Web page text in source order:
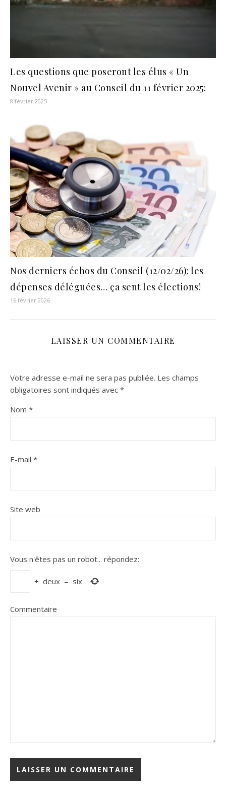
Les questions que poseront les élus « Un
Nouvel Avenir » au Conseil du 11 février 2025:
8 février 2025
Nos derniers échos du Conseil (12/02/26): les
dépenses déléguées… ça sent les élections!
16 février 2026
LAISSER UN COMMENTAIRE
Votre adresse e-mail ne sera pas publiée. Les champs
obligatoires sont indiqués avec *
Nom *
E-mail *
Site web
Vous n'êtes pas un robot... répondez:
+ deux = six
Commentaire